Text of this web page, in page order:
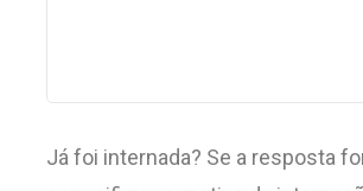
Já foi internada? Se a resposta